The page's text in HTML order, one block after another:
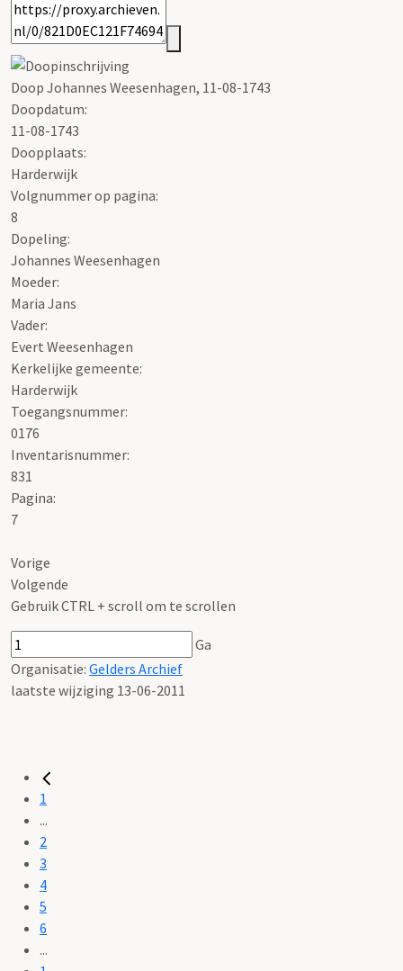
Doop Johannes Weesenhagen, 11-08-1743
Doopdatum:
11-08-1743
Doopplaats:
Harderwijk
Volgnummer op pagina:
8
Dopeling:
Johannes Weesenhagen
Moeder:
Maria Jans
Vader:
Evert Weesenhagen
Kerkelijke gemeente:
Harderwijk
Toegangsnummer:
0176
Inventarisnummer:
831
Pagina:
7
Vorige
Volgende
Gebruik CTRL + scroll om te scrollen
Ga
Organisatie: Gelders Archief
laatste wijziging 13-06-2011
1
...
2
3
4
5
6
...